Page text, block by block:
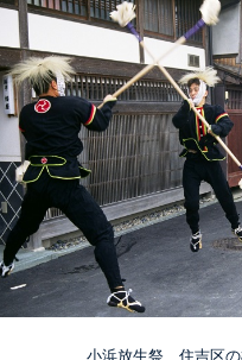
小浜放生祭 住吉区の